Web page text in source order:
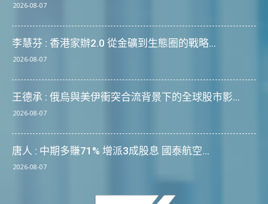
2026-08-07
李慧芬 : 香港家辦2.0 從金礦到生態圈的戰略...
2026-08-07
王德承 : 俄烏與美伊衝突合流背景下的全球股市影...
2026-08-07
唐人 : 中期多賺71% 增派3成股息 國泰航空...
2026-08-07